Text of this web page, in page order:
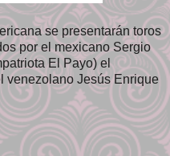
se presentarán toros
por el mexicano Sergio
El Payo) el
venezolano Jesús Enrique